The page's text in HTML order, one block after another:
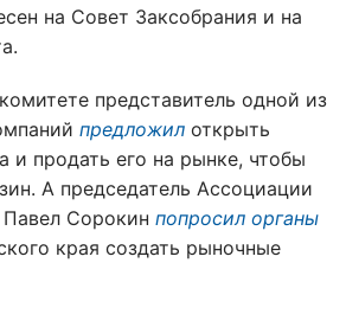
на Совет Заксобрания и на
представитель одной из
предложил открыть
и продать его на рынке, чтобы
А председатель Ассоциации
Сорокин попросил органы
края создать рыночные